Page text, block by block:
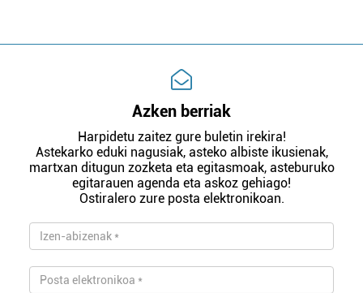
Azken berriak
Harpidetu zaitez gure buletin irekira!
Astekarko eduki nagusiak, asteko albiste ikusienak,
martxan ditugun zozketa eta egitasmoak, asteburuko
egitarauen agenda eta askoz gehiago!
Ostiralero zure posta elektronikoan.